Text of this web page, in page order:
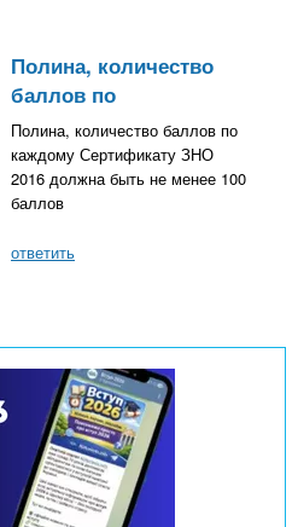
Полина, количество
баллов по
Полина, количество баллов по
каждому Сертификату ЗНО
2016 должна быть не менее 100
баллов
ответить